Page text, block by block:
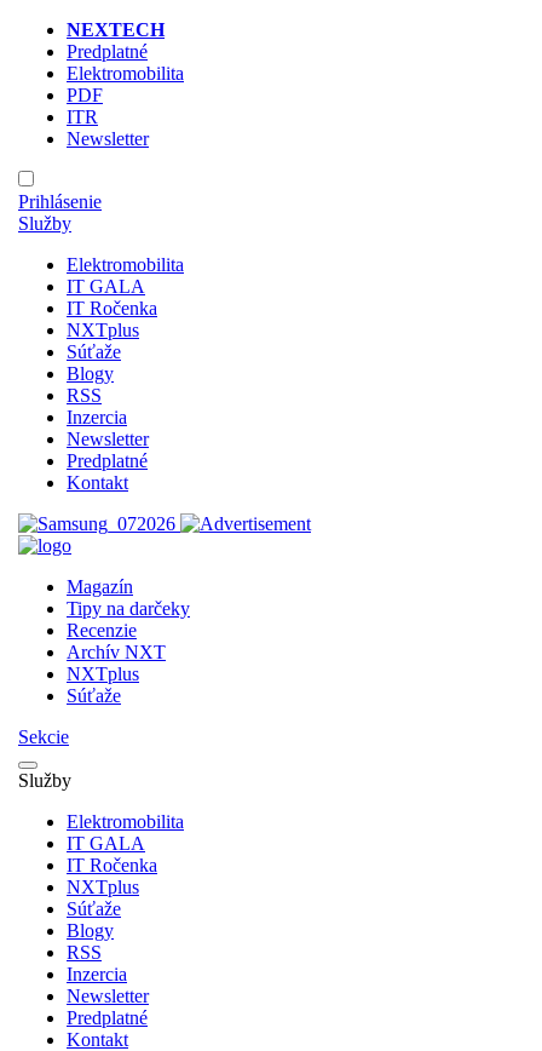
NEXTECH
Predplatné
Elektromobilita
PDF
ITR
Newsletter
Prihlásenie
Služby
Elektromobilita
IT GALA
IT Ročenka
NXTplus
Súťaže
Blogy
RSS
Inzercia
Newsletter
Predplatné
Kontakt
Magazín
Tipy na darčeky
Recenzie
Archív NXT
NXTplus
Súťaže
Sekcie
Služby
Elektromobilita
IT GALA
IT Ročenka
NXTplus
Súťaže
Blogy
RSS
Inzercia
Newsletter
Predplatné
Kontakt